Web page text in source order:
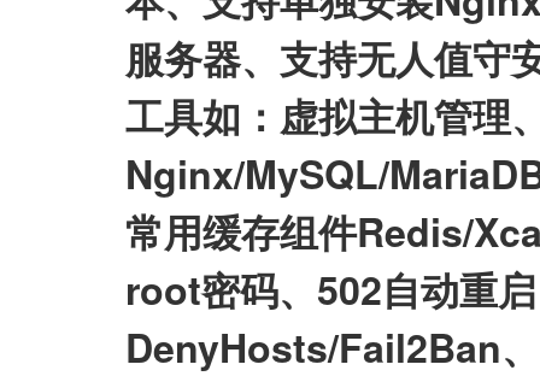
服务器、支持无人值守
工具如：虚拟主机管理
Nginx/MySQL/
常用缓存组件Redis/
root密码、502自动重
DenyHosts/Fail2Ban